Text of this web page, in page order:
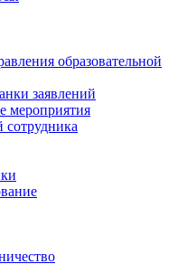
образовательной
заявлений
мероприятия
сотрудника